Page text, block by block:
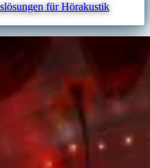
für Hörakustik